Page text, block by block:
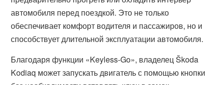
автомобиля перед поездкой. Это не только
обеспечивает комфорт водителя и пассажиров, но и
способствует длительной эксплуатации автомобиля.
Благодаря функции «Keyless-Go», владелец Škoda
Kodiaq может запускать двигатель с помощью кнопки